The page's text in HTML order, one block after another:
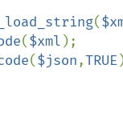
(
($xml
($json,TRUE